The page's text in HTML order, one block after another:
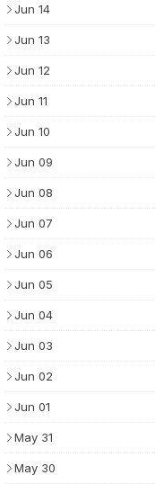
Jun 14
Jun 13
Jun 12
Jun 11
Jun 10
Jun 09
Jun 08
Jun 07
Jun 06
Jun 05
Jun 04
Jun 03
Jun 02
Jun 01
May 31
May 30